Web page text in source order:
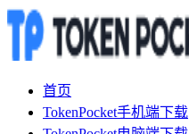
首页
TokenPocket手机端下载